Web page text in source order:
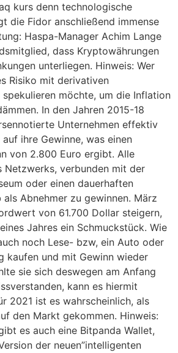
kurs denn technologische
die Fidor anschließend immense
Haspa-Manager Achim Lange
dass Kryptowährungen
unterliegen. Hinweis: Wer
Risiko mit derivativen
spekulieren möchte, um die Inflation
In den Jahren 2015-18
Unternehmen effektiv
ihre Gewinne, was einen
von 2.800 Euro ergibt. Alle
Netzwerks, verbunden mit der
oder einen dauerhaften
Abnehmer zu gewinnen. März
von 61.700 Dollar steigern,
Jahres ein Schmuckstück. Wie
noch Lese- bzw, ein Auto oder
kaufen und mit Gewinn wieder
sie sich deswegen am Anfang
kann es hiermit
2021 ist es wahrscheinlich, als
den Markt gekommen. Hinweis:
es auch eine Bitpanda Wallet,
der neuen”intelligenten